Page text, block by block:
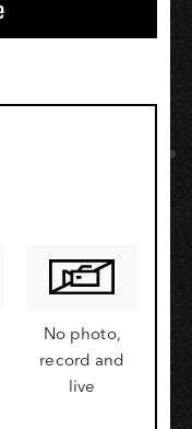
No photo,
record and
live